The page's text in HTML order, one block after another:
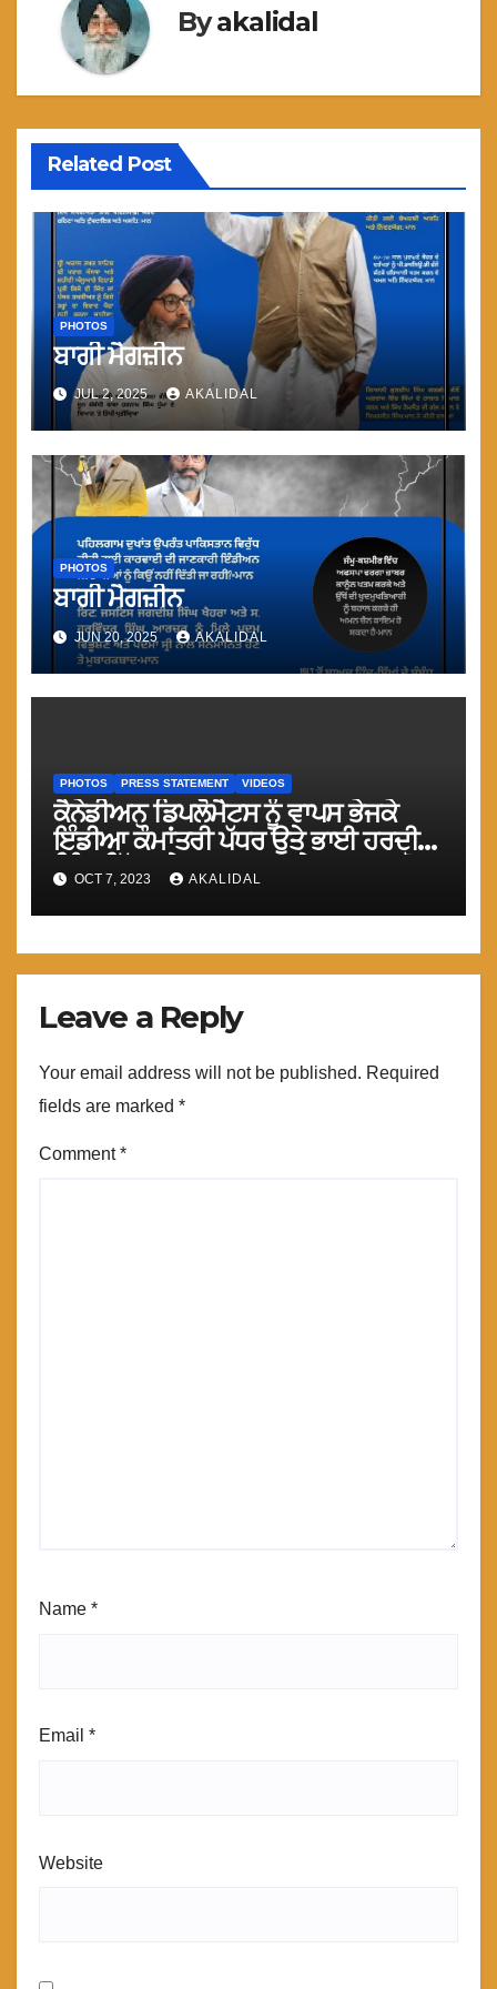
Byakalidal
Related Post
PHOTOS
ਬਾਗੀ ਮੈਗਜ਼ੀਨ
JUL 2, 2025 AKALIDAL
PHOTOS
ਬਾਗੀ ਮੈਗਜ਼ੀਨ
JUN 20, 2025 AKALIDAL
PHOTOS PRESS STATEMENT VIDEOS
ਕੈਨੇਡੀਅਨ ਡਿਪਲੋਮੈਟਸ ਨੂੰ ਵਾਪਸ ਭੇਜਕੇ
ਇੰਡੀਆ ਕੌਮਾਂਤਰੀ ਪੱਧਰ ਉਤੇ ਭਾਈ ਹਰਦੀਪ
ਸਿੰਘ ਨਿੱਝਰ ਦੇ ਕਤਲ ਕਰਨ ਦੇ ਅਪਰਾਧ ਤੋ
ਬਰੀ ਨਹੀ ਹੋ ਸਕਦਾ : ਮਾਨ
OCT 7, 2023 AKALIDAL
Leave a Reply
Your email address will not be published. Required
fields are marked *
Comment*
Name *
Email *
Website